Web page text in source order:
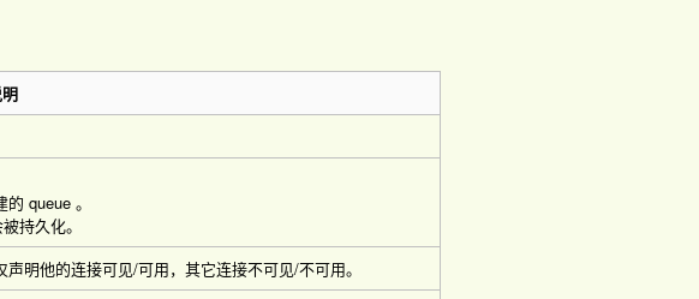
queue 。
持久化。
明他的连接可见/可用，其它连接不可见/不可用。